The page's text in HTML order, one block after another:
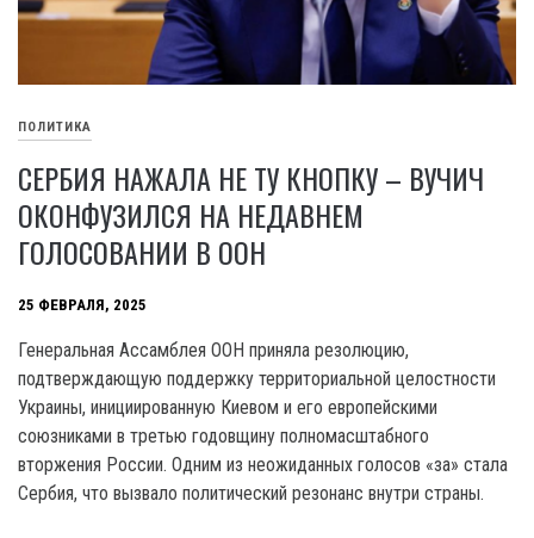
ПОЛИТИКА
СЕРБИЯ НАЖАЛА НЕ ТУ КНОПКУ – ВУЧИЧ
ОКОНФУЗИЛСЯ НА НЕДАВНЕМ
ГОЛОСОВАНИИ В ООН
25 ФЕВРАЛЯ, 2025
Генеральная Ассамблея ООН приняла резолюцию,
подтверждающую поддержку территориальной целостности
Украины, инициированную Киевом и его европейскими
союзниками в третью годовщину полномасштабного
вторжения России. Одним из неожиданных голосов «за» стала
Сербия, что вызвало политический резонанс внутри страны.